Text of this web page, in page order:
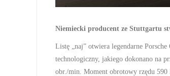
Niemiecki producent ze Stuttgartu
Listę „naj” otwiera legendarne
technologiczny, jakiego dokonano na
obr./min. Moment obrotowy rzędu 590